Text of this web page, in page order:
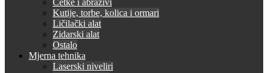
Četke i abrazivi
Kutije, torbe, kolica i ormari
Ličilački alat
Zidarski alat
Ostalo
Mjerna tehnika
Laserski niveliri